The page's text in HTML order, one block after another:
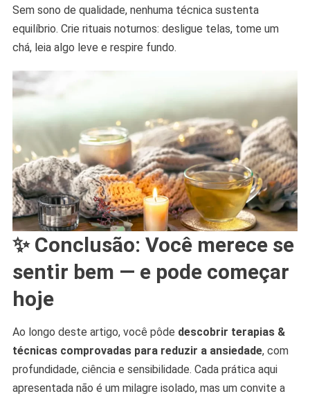
Sem sono de qualidade, nenhuma técnica sustenta
equilíbrio. Crie rituais noturnos: desligue telas, tome um
chá, leia algo leve e respire fundo.
✨ Conclusão: Você merece se
sentir bem — e pode começar
hoje
Ao longo deste artigo, você pôde descobrir terapias &
técnicas comprovadas para reduzir a ansiedade, com
profundidade, ciência e sensibilidade. Cada prática aqui
apresentada não é um milagre isolado, mas um convite a